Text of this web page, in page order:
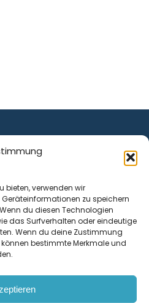
bieten, verwenden wir
zu speichern
du diesen Technologien
das Surfverhalten oder eindeutige
Wenn du deine Zustimmung
bestimmte Merkmale und
von
GmbH
12
| Österreich